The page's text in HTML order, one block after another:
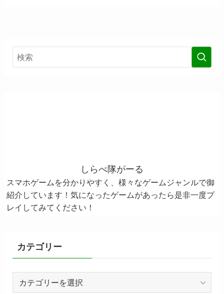
しらべ隊がーる
スマホゲームを分かりやすく、様々なゲームジャンルで御
紹介しています！気になったゲームがあったら是非一度プ
レイしてみてください！
カテゴリー